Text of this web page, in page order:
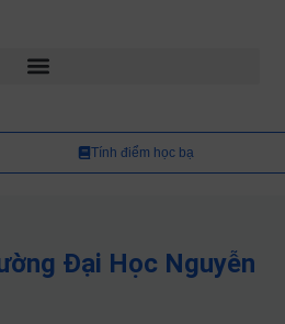
Tính điểm học bạ
Đại Học Nguyễn